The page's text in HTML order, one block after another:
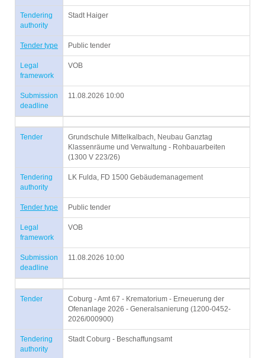
Tendering
authority
Stadt Haiger
Tender type Public tender
Legal
framework
VOB
Submission
deadline
11.08.2026 10:00
Tender
Grundschule Mittelkalbach, Neubau Ganztag
Klassenräume und Verwaltung - Rohbauarbeiten
(1300 V 223/26)
Tendering
authority
LK Fulda, FD 1500 Gebäudemanagement
Tender type Public tender
Legal
framework
VOB
Submission
deadline
11.08.2026 10:00
Tender
Coburg - Amt 67 - Krematorium - Erneuerung der
Ofenanlage 2026 - Generalsanierung (1200-0452-
2026/000900)
Tendering
authority
Stadt Coburg - Beschaffungsamt